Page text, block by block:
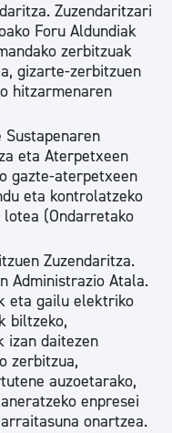
Zuzendaritzari
Foru Aldundiak
zerbitzuak
gizarte-zerbitzuen
hitzarmenaren
eta Aterpetxeen
gazte-aterpetxeen
eta kontrolatzeko
(Ondarretako
Zuzendaritza.
Administrazio Atala.
eta gailu elektriko
biltzeko,
izan daitezen
zerbitzua,
auzoetarako,
enpresei
onartzea.